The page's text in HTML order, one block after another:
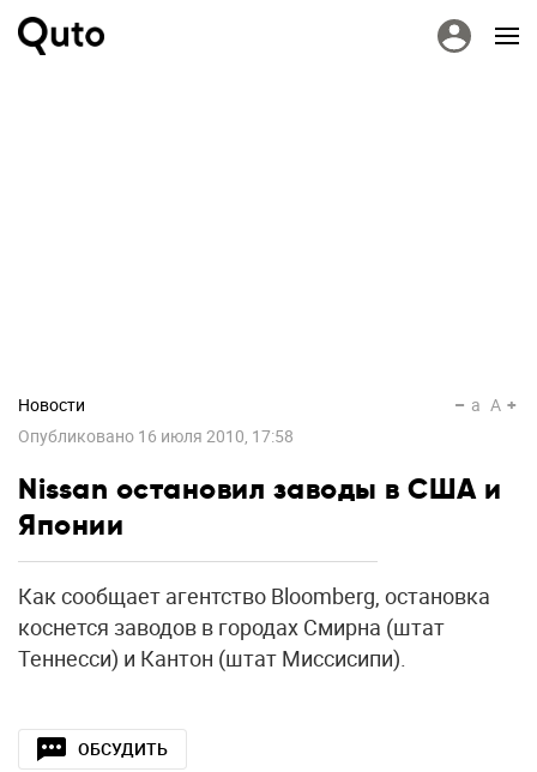
Новости
Опубликовано 16 июля 2010, 17:58
a A
Nissan остановил заводы в США и
Японии
Как сообщает агентство Bloomberg, остановка
коснется заводов в городах Смирна (штат
Теннесси) и Кантон (штат Миссисипи).
ОБСУДИТЬ